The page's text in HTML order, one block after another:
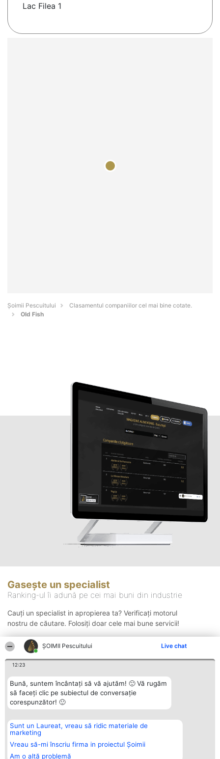
ȘOIMII Pescuitului Live chat
12:23
Bună, suntem încântați să vă ajutăm! 🙂 Vă rugăm
să faceți clic pe subiectul de conversație
corespunzător! 🙂
Sunt un Laureat, vreau să ridic materiale de
marketing
Vreau să-mi înscriu firma in proiectul Șoimii
Am o altă problemă
Lac Filea 1
Șoimii Pescuitului
Clasamentul companiilor cel mai bine cotate.
Old Fish
Gasește un specialist
Ranking-ul îi adună pe cei mai buni din industrie
Cauți un specialist in apropierea ta? Verificați motorul
nostru de căutare. Folosiți doar cele mai bune servicii!
Organizator Ranking
BRIGHT SOLUTIONS BR SRL
Aleea Timisul De Sus 2 Bl. A30
Sc. A Et. 4 Ap. 13 Cod 061952
București
Plebiscyt
Lista Tuturor
Laureaților
Contact